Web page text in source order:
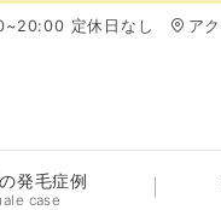
定休日なし ア
発毛症例
case